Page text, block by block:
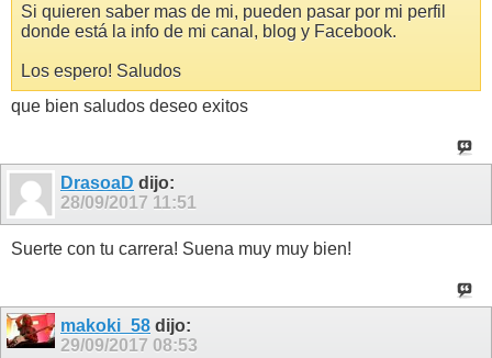
Si quieren saber mas de mi, pueden pasar por mi perfil
donde está la info de mi canal, blog y Facebook.
Los espero! Saludos
que bien saludos deseo exitos
DrasoaD dijo:
28/09/2017 11:51
Suerte con tu carrera! Suena muy muy bien!
makoki_58 dijo:
29/09/2017 08:53